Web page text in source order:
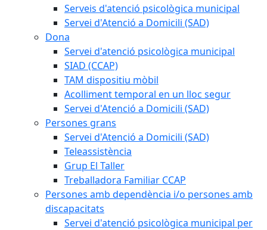
Serveis d'atenció psicològica municipal
Servei d'Atenció a Domicili (SAD)
Dona
Servei d'atenció psicològica municipal
SIAD (CCAP)
TAM dispositiu mòbil
Acolliment temporal en un lloc segur
Servei d'Atenció a Domicili (SAD)
Persones grans
Servei d'Atenció a Domicili (SAD)
Teleassistència
Grup El Taller
Treballadora Familiar CCAP
Persones amb dependència i/o persones amb
discapacitats
Servei d'atenció psicològica municipal per